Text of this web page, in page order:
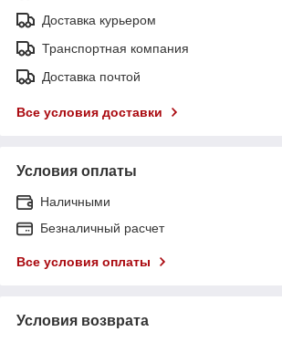
Доставка курьером
Транспортная компания
Доставка почтой
Все условия доставки
Условия оплаты
Наличными
Безналичный расчет
Все условия оплаты
Условия возврата